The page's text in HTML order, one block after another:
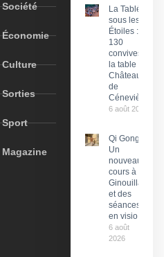
Société
Économie
Culture
Sorties
Sport
Magazine
La Tablée
sous les
Étoiles :
130
convives à
la table du
Château
de
Cénevières
6 août 2026
Qi Gong :
Un
nouveau
cours à
Ginouillac
et des
séances
en visio
6 août
2026